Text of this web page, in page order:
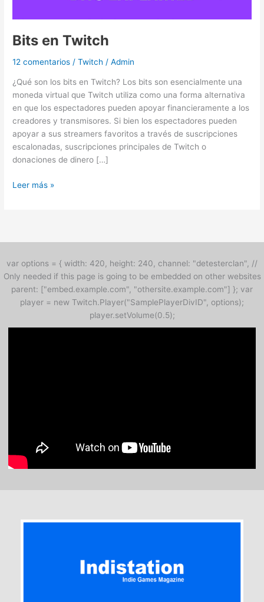
Bits en Twitch
12 comentarios /Twitch /Admin
¿Qué son los bits en Twitch? Los bits son esencialmente una
moneda virtual que Twitch utiliza como una forma alternativa
en que los espectadores pueden apoyar financieramente a los
creadores y transmisores. Si bien los espectadores pueden
apoyar a sus streamers favoritos a través de suscripciones
escalonadas, suscripciones principales de Twitch o
donaciones de dinero […]
Leer más »
var options = { width: 420, height: 240, channel: "detesterclan", //
Only needed if this page is going to be embedded on other websites
parent: ["embed.example.com", "othersite.example.com"] }; var
player = new Twitch.Player("SamplePlayerDivID", options);
player.setVolume(0.5);